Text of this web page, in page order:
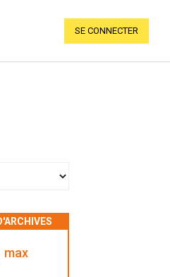
SE CONNECTER
max